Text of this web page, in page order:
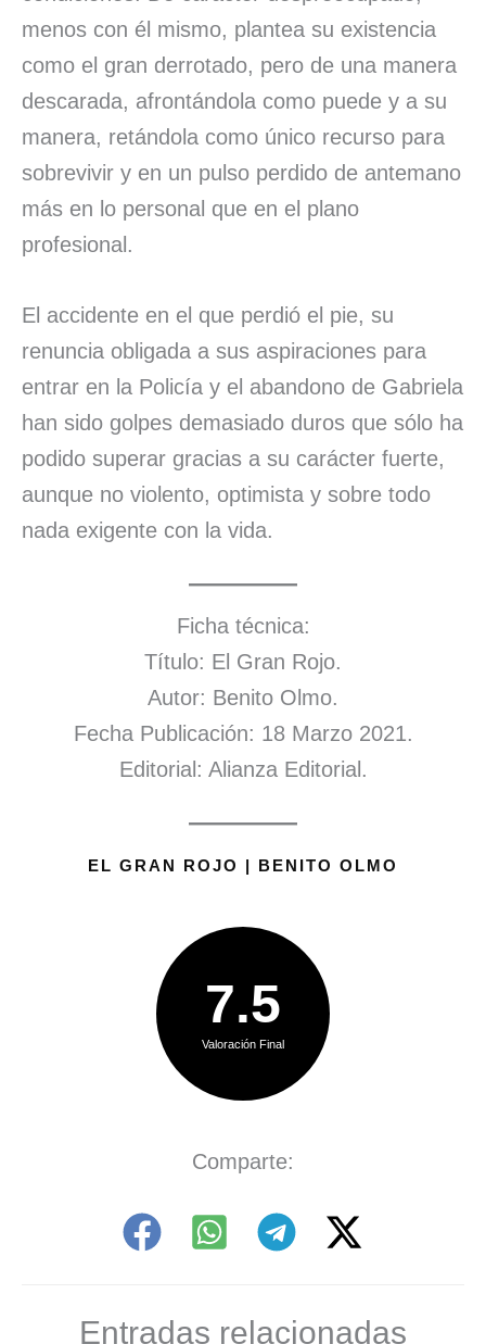
menos con él mismo, plantea su existencia
como el gran derrotado, pero de una manera
descarada, afrontándola como puede y a su
manera, retándola como único recurso para
sobrevivir y en un pulso perdido de antemano
más en lo personal que en el plano
profesional.
El accidente en el que perdió el pie, su
renuncia obligada a sus aspiraciones para
entrar en la Policía y el abandono de Gabriela
han sido golpes demasiado duros que sólo ha
podido superar gracias a su carácter fuerte,
aunque no violento, optimista y sobre todo
nada exigente con la vida.
Ficha técnica:
Título: El Gran Rojo.
Autor: Benito Olmo.
Fecha Publicación: 18 Marzo 2021.
Editorial: Alianza Editorial.
EL GRAN ROJO | BENITO OLMO
7.5
Valoración Final
Comparte:
Entradas relacionadas